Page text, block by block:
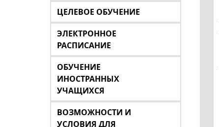
ЦЕЛЕВОЕ ОБУЧЕНИЕ
ЭЛЕКТРОННОЕ
РАСПИСАНИЕ
ОБУЧЕНИЕ
ИНОСТРАННЫХ
УЧАЩИХСЯ
ВОЗМОЖНОСТИ И
УСЛОВИЯ ДЛЯ